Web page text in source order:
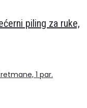
piling za ruke,